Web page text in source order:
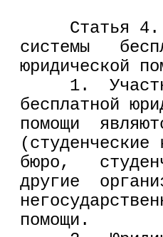
Статья 4.
системы
юридической
1.
бесплатной
помощи
(студенческие
бюро,
другие
помощи.